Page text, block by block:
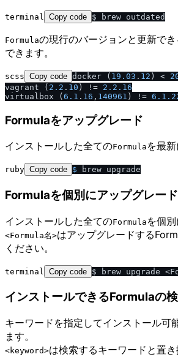
terminal Copy code
Formulaの現行のバージョンと更新で
できます。
scss Copy code docker ( 19.03 . 12 ) <
vagrant ( 2.2 . 10 ) != 2.2 .16
virtualbox ( 6.1 . 16 , 140961 ) != 6.1
Formulaをアップグレード
インストールした全てのFormula を最新
ruby Copy code $
Formulaを個別にアップグレード
インストールした全てのFormula を個別
<Formula名>はアップグレードする
ください。
terminal Copy code
インストールできるFormulaの
キーワードを指定してインストール可
ます。
<keyword>は検索するキーワードと置き